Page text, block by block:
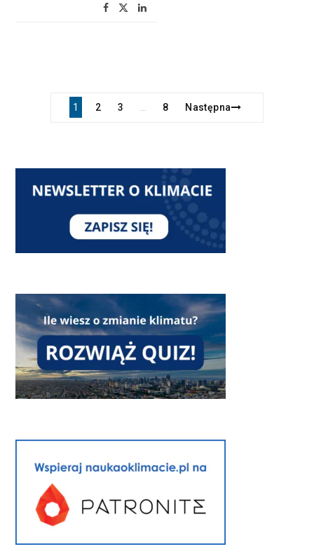
1 2 3 … 8 Następna